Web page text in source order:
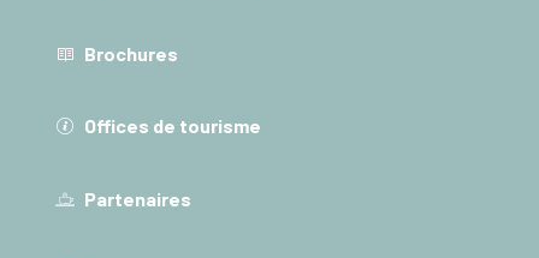
Brochures
Offices de tourisme
Partenaires